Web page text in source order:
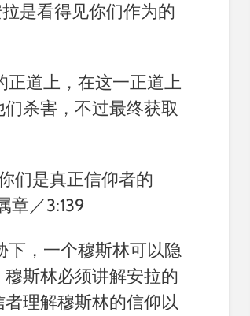
是看得见你们作为的
正道上，在这一正道上
杀害，不过最终获取
们是真正信仰者的
章／3:139
下，一个穆斯林可以隐
斯林必须讲解安拉的
理解穆斯林的信仰以